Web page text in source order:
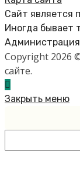
Сайт является
Иногда бывает
Администрация
Copyright 2026
сайте.
Закрыть меню